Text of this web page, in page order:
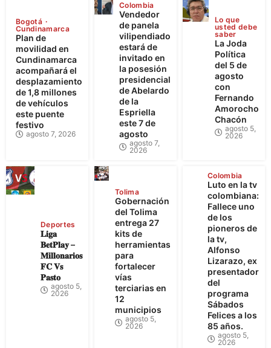
Bogotá
Cundinamarca
Plan de
movilidad en
Cundinamarca
acompañará el
desplazamiento
de 1,8 millones
de vehículos
este puente
festivo
agosto 7, 2026
Colombia
Vendedor
de panela
vilipendiado
estará de
invitado en
la posesión
presidencial
de Abelardo
de la
Espriella
este 7 de
agosto
agosto 7,
2026
Lo que
usted debe
saber
La Joda
Política
del 5 de
agosto
con
Fernando
Amorocho
Chacón
agosto 5,
2026
Deportes
𝐋𝐢𝐠𝐚
𝐁𝐞𝐭𝐏𝐥𝐚𝐲 –
𝐌𝐢𝐥𝐥𝐨𝐧𝐚𝐫𝐢𝐨𝐬
𝐅𝐂 𝐕𝐬
𝐏𝐚𝐬𝐭𝐨
agosto 5,
2026
Tolima
Gobernación
del Tolima
entrega 27
kits de
herramientas
para
fortalecer
vías
terciarias en
12
municipios
agosto 5,
2026
Colombia
Luto en la tv
colombiana:
Fallece uno
de los
pioneros de
la tv,
Alfonso
Lizarazo, ex
presentador
del
programa
Sábados
Felices a los
85 años.
agosto 5,
2026